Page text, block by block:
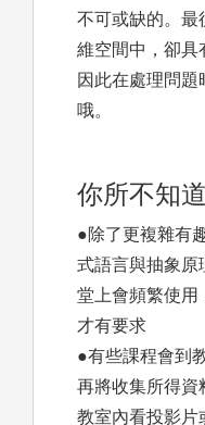
不可或缺的。最
維空間中，卻具
因此在處理問
哦。
你所不知
●除了更複雜有
式語言與抽象原
堂上會頻繁使用
才有要求
●有些課程會到
再將收集所得資
教室內看投影片